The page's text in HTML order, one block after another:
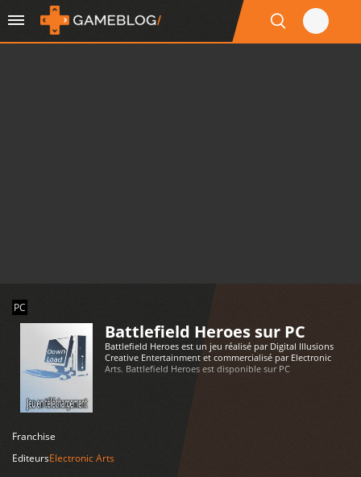
PC
Battlefield Heroes sur PC
Battlefield Heroes est un jeu réalisé par Digital Illusions
Creative Entertainment et commercialisé par Electronic
Arts. Battlefield Heroes est disponible sur PC
Franchise
EditeursElectronic Arts